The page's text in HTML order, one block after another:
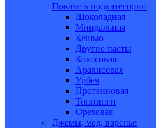
Показать подкатегории
Шоколадная
Миндальная
Кешью
Другие пасты
Кокосовая
Арахисовая
Урбеч
Протеиновая
Топпинги
Ореховая
Джемы, мед, варенье